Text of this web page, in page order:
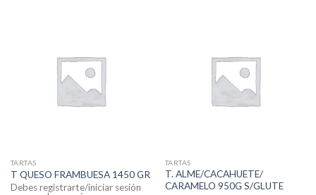
TARTAS
T QUESO FRAMBUESA 1450 GR
Debes registrarte/iniciar sesión
TARTAS
T. ALME/CACAHUETE/
CARAMELO 950G S/GLUTE